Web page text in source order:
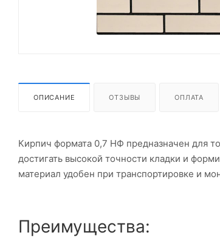
ОПИСАНИЕ ОТЗЫВЫ ОПЛАТА
Кирпич формата 0,7 НФ предназначен для
достигать высокой точности кладки и
материал удобен при транспортировке и
Преимущества: